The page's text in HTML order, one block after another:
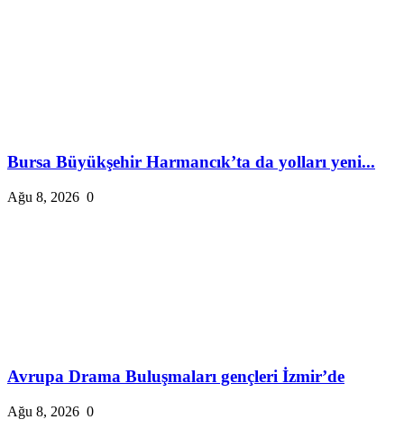
Bursa Büyükşehir Harmancık’ta da yolları yeni...
Ağu 8, 2026 0
Avrupa Drama Buluşmaları gençleri İzmir’de
Ağu 8, 2026 0